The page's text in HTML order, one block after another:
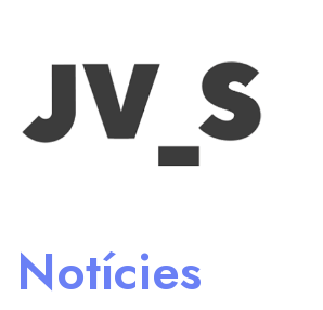
Notícies